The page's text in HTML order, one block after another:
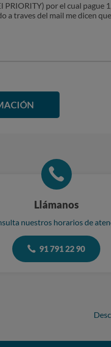
por el cual pague
a traves del mail me dicen
Llámanos
nuestros horarios de
91 791 22 90